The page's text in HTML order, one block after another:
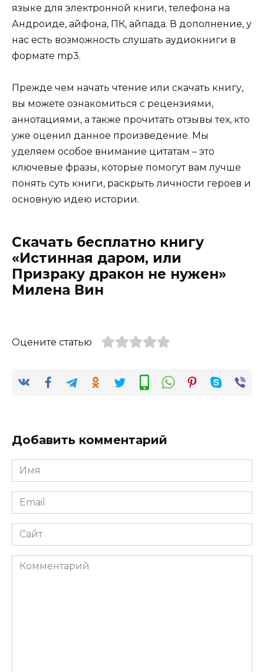
языке для электронной книги, телефона на
Андроиде, айфона, ПК, айпада. В дополнение, у
нас есть возможность слушать аудиокниги в
формате mp3.
Прежде чем начать чтение или скачать книгу,
вы можете ознакомиться с рецензиями,
аннотациями, а также прочитать отзывы тех, кто
уже оценил данное произведение. Мы
уделяем особое внимание цитатам – это
ключевые фразы, которые помогут вам лучше
понять суть книги, раскрыть личности героев и
основную идею истории.
Скачать бесплатно книгу
«Истинная даром, или
Призраку дракон не нужен»
Милена Вин
Оцените статью
Добавить комментарий
Имя
*
Email
*
Сайт
Комментарий